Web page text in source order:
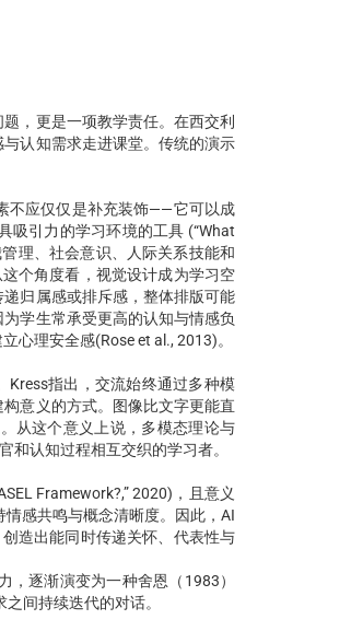
，更是一项教学责任。在西交利
认知需求走进课堂。传统的演示
不应仅仅是补充装饰——它可以成
吸引力的学习环境的工具 (“What
理、社会意识、人际关系技能和
个角度看，视觉设计成为学习空
归属感或排斥感，整体排版可能
学生常承受更高的认知与情感负
心理安全感(Rose et al., 2013)。
Kress指出，交流始终通过多种模
意义的方式。图像比文字更能直
从这个意义上说，多模态理论与
和认知过程相互交织的学习者。
Framework?,” 2020)，且意义
感共鸣与概念清晰度。因此，AI
造出能同时传递关怀、代表性与
逐渐演变为一种舍恩（1983）
间持续迭代的对话。